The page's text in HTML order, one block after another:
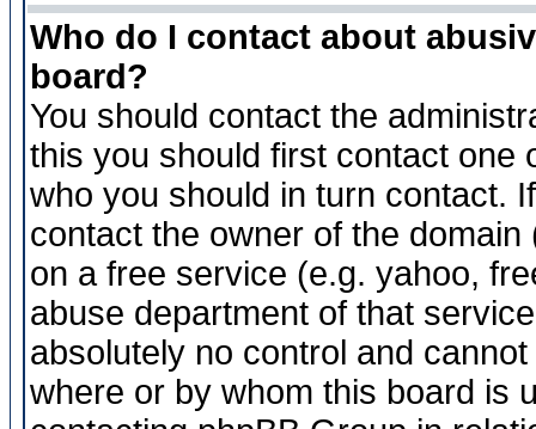
Who do I contact about
board?
You should contact the
this you should first contact one
who you should in turn contact.
contact the owner of the
on a free service (e.g. yahoo,
abuse department of that
absolutely no control and
where or by whom this board is